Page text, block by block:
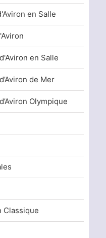
en Salle
en Salle
de Mer
Olympique
Classique